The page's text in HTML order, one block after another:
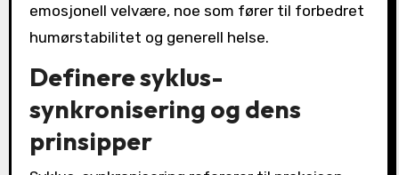
emosjonell velvære, noe som fører til forbedret
humørstabilitet og generell helse.
Definere syklus-
synkronisering og dens
prinsipper